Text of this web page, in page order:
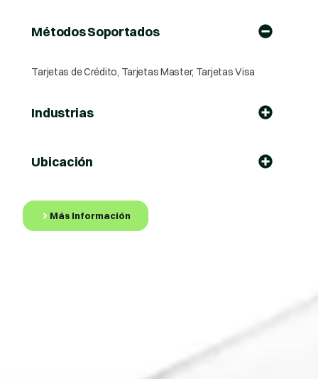
Métodos Soportados
Tarjetas de Crédito, Tarjetas Master, Tarjetas Visa
Industrias
Ubicación
Más Información